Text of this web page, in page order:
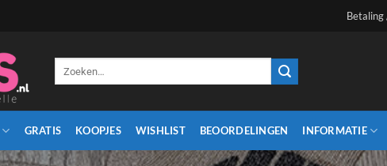
Betaling
GRATIS KOOPJES WISHLIST BEOORDELINGEN INFORMATIE